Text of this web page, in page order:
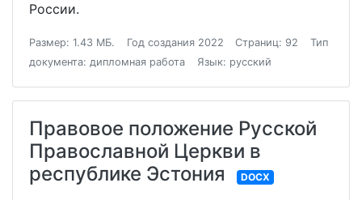
России.
Размер: 1.43 МБ. Год создания 2022 Страниц: 92
Тип
документа: дипломная работа
Язык: русский
Правовое положение Русской
Православной Церкви в
республике Эстония
DOCX